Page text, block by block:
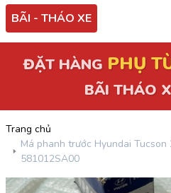
BÃI - THÁO XE
ĐẶT HÀNGPHỤ
BÃI THÁO
Trang chủ
Má phanh trước Hyundai
581012SA00